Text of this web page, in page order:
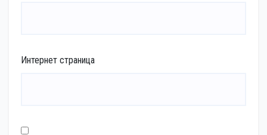
Интернет страница